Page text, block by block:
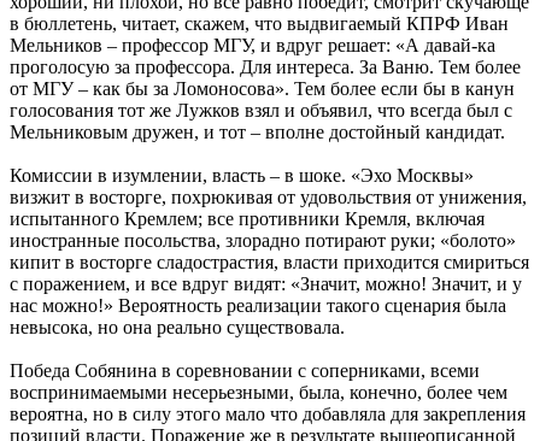
в бюллетень, читает, скажем, что выдвигаемый КПРФ Иван
Мельников – профессор МГУ, и вдруг решает: «А давай-ка
проголосую за профессора. Для интереса. За Ваню. Тем более
от МГУ – как бы за Ломоносова». Тем более если бы в канун
голосования тот же Лужков взял и объявил, что всегда был с
Мельниковым дружен, и тот – вполне достойный кандидат.
Комиссии в изумлении, власть – в шоке. «Эхо Москвы»
визжит в восторге, похрюкивая от удовольствия от унижения,
испытанного Кремлем; все противники Кремля, включая
иностранные посольства, злорадно потирают руки; «болото»
кипит в восторге сладострастия, власти приходится смириться
с поражением, и все вдруг видят: «Значит, можно! Значит, и у
нас можно!» Вероятность реализации такого сценария была
невысока, но она реально существовала.
Победа Собянина в соревновании с соперниками, всеми
воспринимаемыми несерьезными, была, конечно, более чем
вероятна, но в силу этого мало что добавляла для закрепления
позиций власти. Поражение же в результате вышеописанной